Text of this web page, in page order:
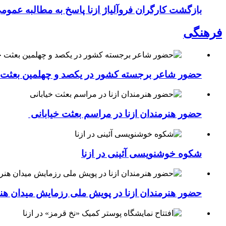
بازگشت کارگران فروآلیاژ ازنا پاسخ به مطالبه
فرهنگی
حضور شاعر برجسته کشور در یکصد و چهلمین بعثت
حضور هنرمندان ازنا در مراسم بعثت خیابانی
شکوه خوشنویسی آئینی در ازنا
حضور هنرمندان ازنا در پویش ملی رزمایش میدان